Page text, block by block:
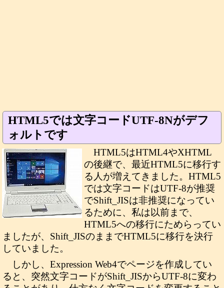
HTML5では文字コードUTF-8Nがデフ
ォルトです
HTML5はHTML4やXHTML
の後継で、最近HTML5に移行す
る人が増えてきました。HTML5
では文字コードはUTF-8が推奨
でShift_JISは非推奨になってい
るために、私は以前まで、
HTML5への移行にためらってい
ましたが、Shift_JISのままでHTML5に移行を決行
していました。
しかし、Expression Web4でページを作成してい
ると、突然文字コードがShift_JISからUTF-8に変わ